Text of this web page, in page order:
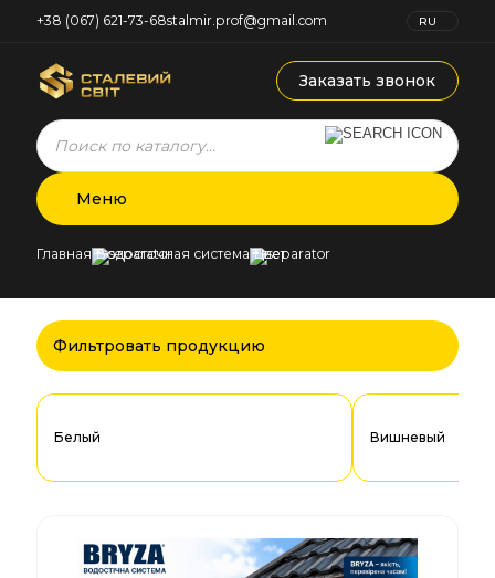
+38 (067) 621-73-68stalmir.prof@gmail.com
RU
Заказать звонок
Products
search
Меню
Главная Водосточная система Цвет
Фильтровать продукцию
Белый Вишневый